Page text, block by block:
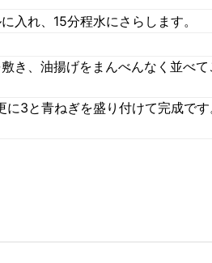
入れ、15分程水にさらします。
き、油揚げをまんべんなく並べ
3と青ねぎを盛り付けて完成で